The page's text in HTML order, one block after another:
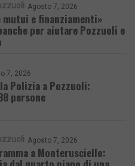
Agosto 7, 2026
mutui e finanziamenti»
per aiutare Pozzuoli e
7, 2026
Polizia a Pozzuoli:
persone
Agosto 7, 2026
a Monterusciello: